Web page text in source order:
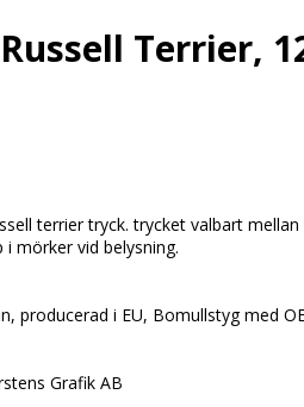
Terrier,
terrier tryck. trycket valbart
mörker vid belysning.
producerad i EU, Bomullstyg med
Grafik AB